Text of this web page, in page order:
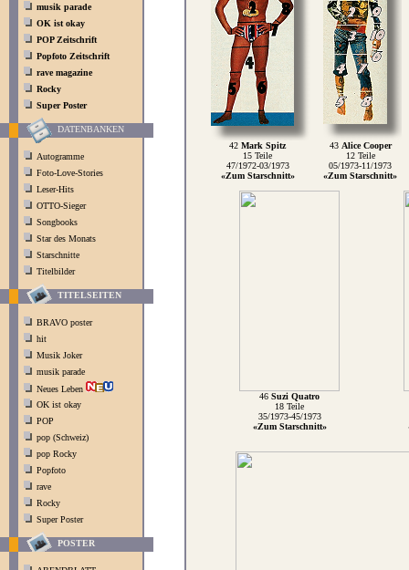
musik parade
OK ist okay
POP Zeitschrift
Popfoto Zeitschrift
rave magazine
Rocky
Super Poster
DATENBANKEN
Autogramme
Foto-Love-Stories
Leser-Hits
OTTO-Sieger
Songbooks
Star des Monats
Starschnitte
Titelbilder
TITELSEITEN
BRAVO poster
hit
Musik Joker
musik parade
Neues Leben
OK ist okay
POP
pop (Schweiz)
pop Rocky
Popfoto
rave
Rocky
Super Poster
POSTER
42 Mark Spitz 43 Alice Cooper
15 Teile
12 Teile
47/1972-03/1973
05/1973-11/1973
«Zum Starschnitt»
«Zum Starschnitt»
46 Suzi Quatro
18 Teile
35/1973-45/1973
«Zum Starschnitt»